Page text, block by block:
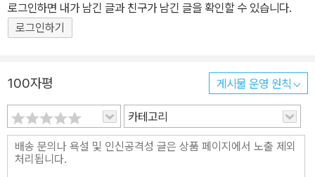
로그인하면 내가 남긴 글과 친구가 남긴 글을 확인할 수 있습니다.
로그인하기
100자평 게시물 운영 원칙
카테고리